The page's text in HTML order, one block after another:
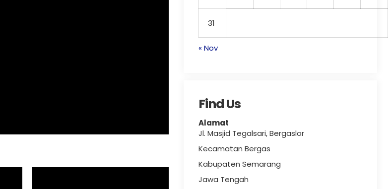
31
« Nov
Find Us
Alamat
Jl. Masjid Tegalsari, Bergaslor
Kecamatan Bergas
Kabupaten Semarang
Jawa Tengah